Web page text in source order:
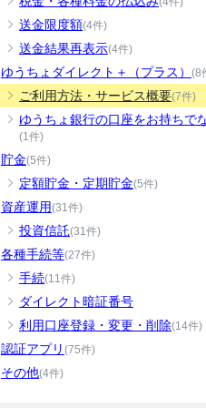
送金限度額(4件)
送金結果再表示(4件)
ゆうちょダイレクト＋（プラス） (8
ご利用方法・サービス概要(7件)
ゆうちょ銀行の口座をお持ちで
(1件)
貯金(5件)
定額貯金・定期貯金(5件)
資産運用(31件)
投資信託(31件)
各種手続等(27件)
手続(11件)
ダイレクト暗証番号
利用口座登録・変更・削除(14件)
認証アプリ (75件)
その他(4件)